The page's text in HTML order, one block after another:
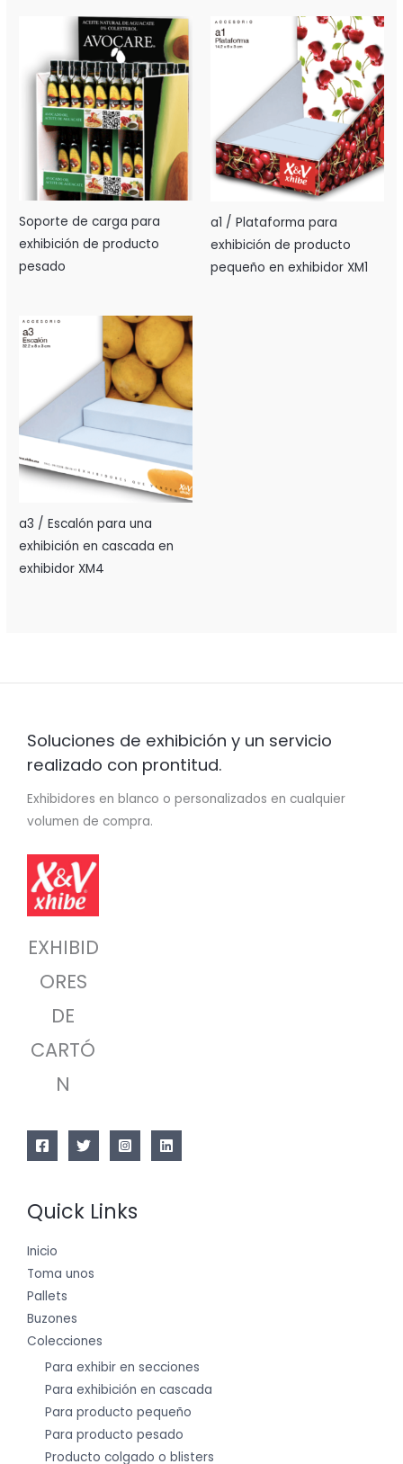
Soporte de carga para
exhibición de producto
pesado
a1 / Plataforma para
exhibición de producto
pequeño en exhibidor XM1
a3 / Escalón para una
exhibición en cascada en
exhibidor XM4
Soluciones de exhibición y un servicio
realizado con prontitud.
Exhibidores en blanco o personalizados en cualquier
volumen de compra.
EXHIBID
ORES
DE
CARTÓ
N
Quick Links
Inicio
Toma unos
Pallets
Buzones
Colecciones
Para exhibir en secciones
Para exhibición en cascada
Para producto pequeño
Para producto pesado
Producto colgado o blisters